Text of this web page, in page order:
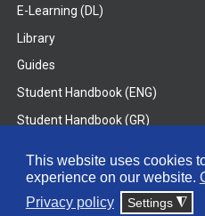
This website uses cookies
experience on our website.
Privacy policy
Settings ◮
E-Learning (DL)
Library
Guides
Student Handbook (ENG)
Student Handbook (GR)
© 2026 Frederick University